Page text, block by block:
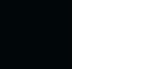
【老虎堂聯名】黑